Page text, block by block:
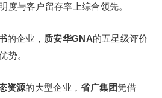
度与客户留存率上综合领先。
的企业， 质安华GNA的五星级评价
势。
资源的大型企业，省广集团凭借